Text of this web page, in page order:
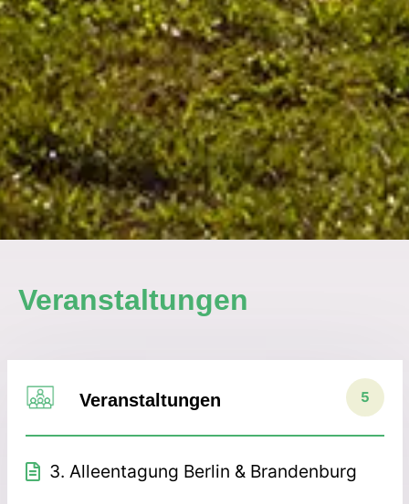
Veranstaltungen
Veranstaltungen 5
3. Alleentagung Berlin & Brandenburg